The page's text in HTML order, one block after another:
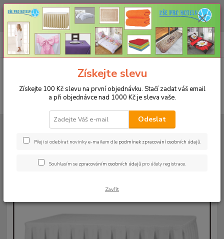
CHCETE NAKOUPIT VĚTŠÍ MNOŽSTVÍ NAŠICH PRODUKTŮ ZA LEPŠÍ
CENU? Klikněte ZDE
CZK
+420 773 794 023
Pondělí-pátek 9-16 hodin
0ks
za0 Kč
RAUTOVÉ SUKNĚ RODOS
Rautová sukně Rodos 73x300cm
Rautová sukně Rodos-výška
73cm, délka 300cm - bílá
Získejte slevu
Získejte 100 Kč slevu na první objednávku. Stačí zadat váš email
a při objednávce nad 1000 Kč je sleva vaše.
Odeslat
Přeji si odebírat novinky e-mailem dle podmínek zpracování osobních údajů.
Souhlasím se zpracováním osobních údajů pro účely registrace.
Zavřít